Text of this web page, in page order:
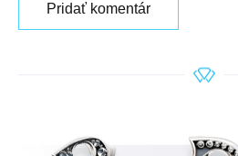
Pridať komentár